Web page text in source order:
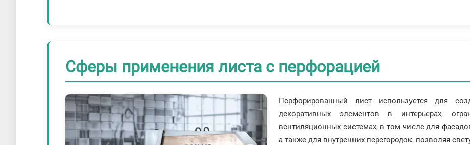
Сферы применения листа с перфорацией
Перфорированный лист используется для
декоративных элементов в интерьерах,
вентиляционных системах, в том числе для
а также для внутренних перегородок, позволяя